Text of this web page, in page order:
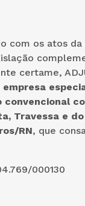
certame,
empresa
Travessa e
RN, que
– CNPJ